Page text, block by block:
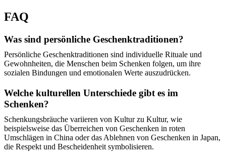
FAQ
Was sind persönliche Geschenktraditionen?
Persönliche Geschenktraditionen sind individuelle Rituale und
Gewohnheiten, die Menschen beim Schenken folgen, um ihre
sozialen Bindungen und emotionalen Werte auszudrücken.
Welche kulturellen Unterschiede gibt es im
Schenken?
Schenkungsbräuche variieren von Kultur zu Kultur, wie
beispielsweise das Überreichen von Geschenken in roten
Umschlägen in China oder das Ablehnen von Geschenken in Japan,
die Respekt und Bescheidenheit symbolisieren.